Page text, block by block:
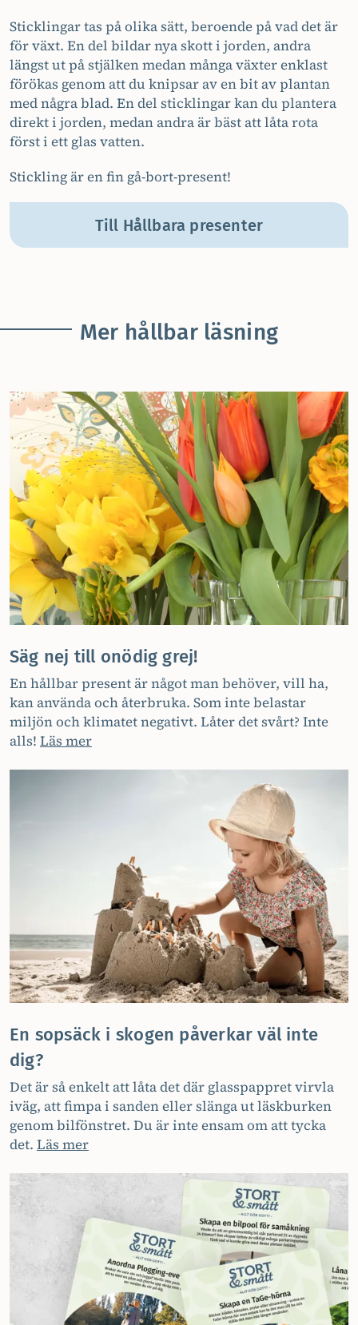
Sticklingar tas på olika sätt, beroende på vad det är
för växt. En del bildar nya skott i jorden, andra
längst ut på stjälken medan många växter enklast
förökas genom att du knipsar av en bit av plantan
med några blad. En del sticklingar kan du plantera
direkt i jorden, medan andra är bäst att låta rota
först i ett glas vatten.
Stickling är en fin gå-bort-present!
Till Hållbara presenter
Mer hållbar läsning
Säg nej till onödig grej!
En hållbar present är något man behöver, vill ha,
kan använda och återbruka. Som inte belastar
miljön och klimatet negativt. Låter det svårt? Inte
alls! Läs mer
En sopsäck i skogen påverkar väl inte
dig?
Det är så enkelt att låta det där glasspappret virvla
iväg, att fimpa i sanden eller slänga ut läskburken
genom bilfönstret. Du är inte ensam om att tycka
det. Läs mer